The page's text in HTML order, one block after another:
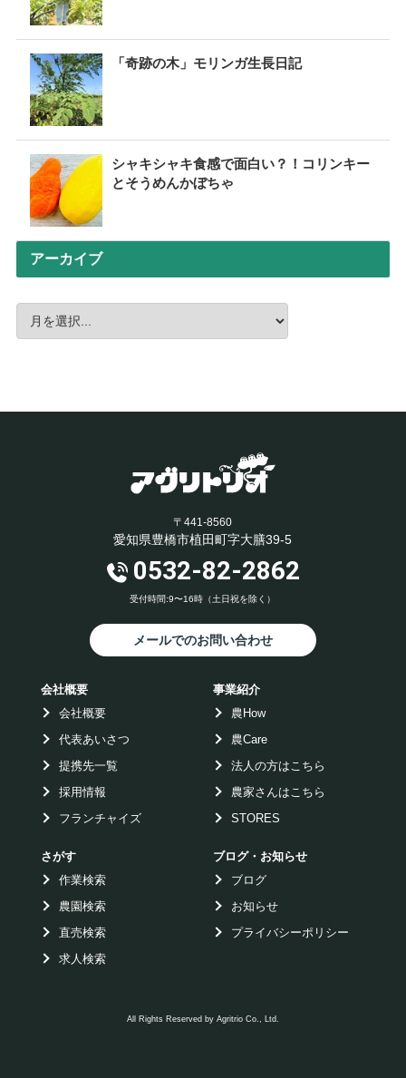
「奇跡の木」モリンガ生長日記
シャキシャキ食感で面白い？！コリンキー
とそうめんかぼちゃ
アーカイブ
〒441-8560
愛知県豊橋市植田町字大膳39-5
0532-82-2862
受付時間:9〜16時（土日祝を除く）
メールでのお問い合わせ
会社概要
会社概要
代表あいさつ
提携先一覧
採用情報
フランチャイズ
事業紹介
農How
農Care
法人の方はこちら
農家さんはこちら
STORES
さがす
作業検索
農園検索
直売検索
求人検索
ブログ・お知らせ
ブログ
お知らせ
プライバシーポリシー
All Rights Reserved by Agritrio Co., Ltd.